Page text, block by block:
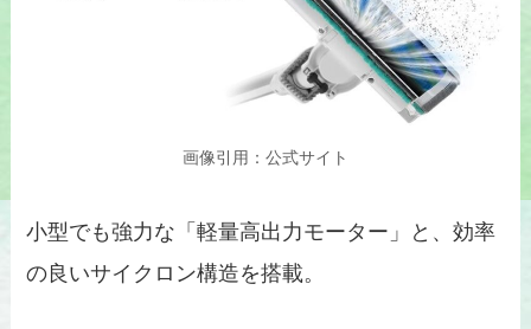
画像引用：公式サイト
小型でも強力な「軽量高出力モーター」と、効率
の良いサイクロン構造を搭載。